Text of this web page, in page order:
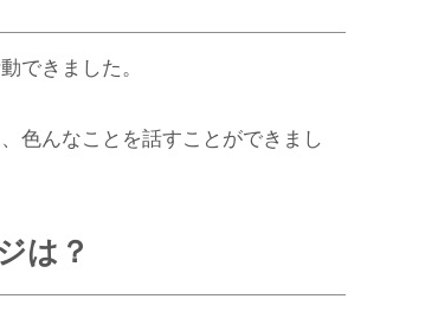
できました。
色んなことを話すことができまし
は？